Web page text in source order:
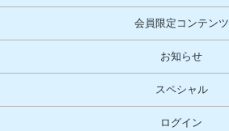
会員限定コンテンツ
お知らせ
スペシャル
ログイン